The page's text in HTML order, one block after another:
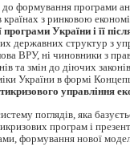
формування програми
країнах з ринковою
України і її
державних структур з
ВРУ, ні чиновники з
та змін до діючих
України в формі
управління
поглядів, яка
програм і
формування нової